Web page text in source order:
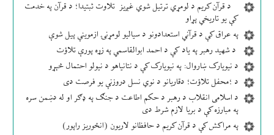
د قرآن کریم د لومړي ترتیل شوي غږیز تلاوت ثبتیدا؛ د قرآن په خدمت
کې یو تاریخي پړاو
په عراق کې د قرآني استعدادونو د سیالیو لومړنۍ ازموینې پیل شوې
د شهید رهبر په یاد کې د احمد ابوالقاسمي په زړه پورې تلاؤت
د نیویارک ښاروال: په نیویارک کې د نتانیاهو د نیولو احتمال څېړو
د ؛محفل تلاؤت؛ دقاریانو د نوي نسل دروزنې یو فرصت دی
د اسلامی انقلاب د رهبر د حکم اطاعت د جنګ په ډګر او له دښمن سره
په مبارزه کې د بریا لازم شرط دی
په مراکش کې د قرآن کریم د حافظانو لاریون (انځوریز راپور)